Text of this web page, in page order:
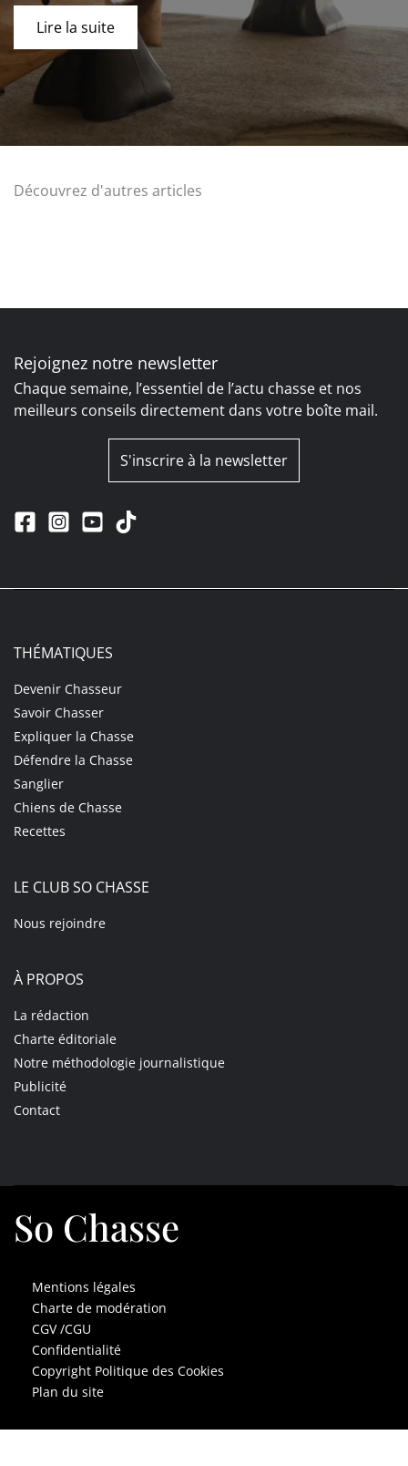
Lire la suite
Découvrez d'autres articles
Rejoignez notre newsletter
Chaque semaine, l’essentiel de l’actu chasse et nos
meilleurs conseils directement dans votre boîte mail.
S'inscrire à la newsletter
THÉMATIQUES
Devenir Chasseur
Savoir Chasser
Expliquer la Chasse
Défendre la Chasse
Sanglier
Chiens de Chasse
Recettes
LE CLUB SO CHASSE
Nous rejoindre
À PROPOS
La rédaction
Charte éditoriale
Notre méthodologie journalistique
Publicité
Contact
So Chasse
Mentions légales
Charte de modération
CGV /CGU
Confidentialité
Copyright Politique des Cookies
Plan du site